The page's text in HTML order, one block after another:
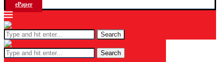
ePaper
Search
Search